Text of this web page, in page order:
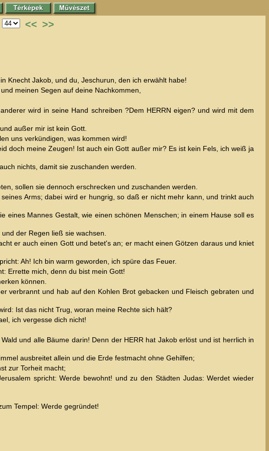
<< >>
Knecht Jakob, und du, Jeschurun, den ich erwählt habe!
meinen Segen auf deine Nachkommen,
wird in seine Hand schreiben ?Dem HERRN eigen? und wird mit dem
außer mir ist kein Gott.
uns verkündigen, was kommen wird!
doch meine Zeugen! Ist auch ein Gott außer mir? Es ist kein Fels, ich weiß ja
nichts, damit sie zuschanden werden.
sollen sie dennoch erschrecken und zuschanden werden.
Arms; dabei wird er hungrig, so daß er nicht mehr kann, und trinkt auch
eines Mannes Gestalt, wie einen schönen Menschen; in einem Hause soll es
der Regen ließ sie wachsen.
er auch einen Gott und betet's an; er macht einen Götzen daraus und kniet
Ah! Ich bin warm geworden, ich spüre das Feuer.
Errette mich, denn du bist mein Gott!
können.
verbrannt und hab auf den Kohlen Brot gebacken und Fleisch gebraten und
Ist das nicht Trug, woran meine Rechte sich hält?
ich vergesse dich nicht!
und alle Bäume darin! Denn der HERR hat Jakob erlöst und ist herrlich in
ausbreitet allein und die Erde festmacht ohne Gehilfen;
zur Torheit macht;
spricht: Werde bewohnt! und zu den Städten Judas: Werdet wieder
Tempel: Werde gegründet!